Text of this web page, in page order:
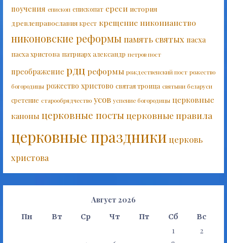
поучения епископ епископат ереси история
древлеправославия крест крещение никонианство
никоновские реформыпамять святых пасха
пасха христова патриарх александр петров пост
преображение рдц реформы рождественский пост рожество
богородицы рожество христово святая троица святыни беларуси
сретение старообрядчество усов успение богородицы церковные
каноны церковные постыцерковные правила
церковные праздникицерковь
христова
Август 2026
Пн Вт Ср Чт Пт Сб Вс
1
2